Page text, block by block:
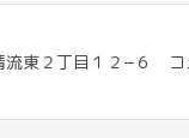
流東２丁目１２−６ コ